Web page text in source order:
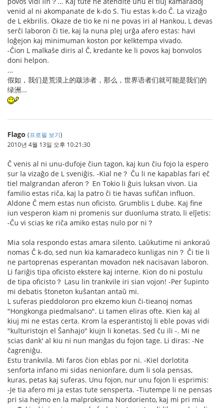
venid al ni akompanate de k-do S. Tiu estas k-do Ĉ. La vizaĝo
de L ekbrilis. Okaze de tio ke ni ne povas iri al Hankou, L devas
serĉi laboron ĉi tie, kaj la nuna plej urĝa afero estas: havi
loĝejon kaj minimuman koston por kelktempa vivado.
-Ĉion L malkaŝe diris al Ĉ, kredante ke li povos kaj bonvolos
doni helpon.
...
假如，我们是荒漠上的跋涉者，那么，世界语者们就可能是我们的
绿洲...
Flago (프로필 보기)
2010년 4월 13일 오후 10:21:30
Ĉ venis al ni unu-dufoje ĉiun tagon, kaj kun ĉiu fojo la espero
sur la vizaĝo de L sveniĝis. -Kial ne？ Ĉu li ne kapablas fari eĉ
tiel malgrandan aferon？ En Tokio li ĝuis luksan vivon. Lia
familio estas riĉa, kaj la patro ĉi tie havas sufiĉan influon.
Aldone Ĉ mem estas nun oficisto. Grumblis L dube. Kaj fine
iun vesperon kiam ni promenis sur duonluma strato, li elĵetis:
-Ĉu vi scias ke riĉa amiko estas nulo por ni？
Mia sola respondo estas amara silento. Laŭkutime ni ankoraŭ
nomas Ĉ k-do, sed nun kia kamaradeco kunligas nin？ Ĉi tie li
ne partoprenas esperantan movadon nek nacisavan laboron.
Li fariĝis tipa oficisto ekstere kaj interne. Kion do ni postulu
de tipa oficisto？ Lasu lin trankvile iri sian vojon! -Per ŝupinto
mi debatis ŝtoneton kuŝantan antaŭ mi.
L suferas pieddoloron pro ekzemo kiun ĉi-tieanoj nomas
"Hongkonga piedmalsano". Li tamen eliras ofte. Kien kaj al
kiuj mi ne estas certa. Krom la esperantistoj li eble povas vidi
"kulturistojn el Ŝanhajo" kiujn li konetas. Sed ĉu ili -. Mi ne
scias dank' al kiu ni nun manĝas du fojon tage. Li diras: -Ne
ĉagreniĝu.
Estu trankvila. Mi faros ĉion eblas por ni. -Kiel dorlotita
senforta infano mi sidas nenionfare, dum li sola pensas,
kuras, petas kaj suferas. Unu fojon, nur unu fojon li esprimis:
-Je tia afero mi ja estas tute sensperta. -Tiutempe li ne pensas
pri sia hejmo en la malproksima Nordoriento, kaj mi pri mia